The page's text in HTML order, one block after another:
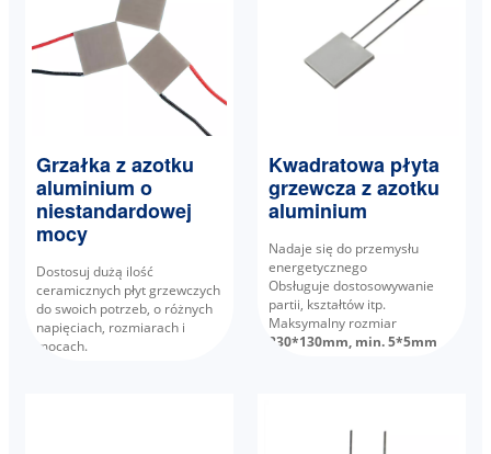
Grzałka z azotku
aluminium o
niestandardowej
mocy
Dostosuj dużą ilość
ceramicznych płyt grzewczych
do swoich potrzeb, o różnych
napięciach, rozmiarach i
mocach.
Kwadratowa płyta
grzewcza z azotku
aluminium
Nadaje się do przemysłu
energetycznego
Obsługuje dostosowywanie
partii, kształtów itp.
Maksymalny rozmiar
230*130mm, min. 5*5mm